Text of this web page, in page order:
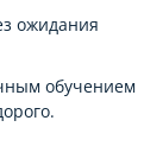
ожидания
обучением